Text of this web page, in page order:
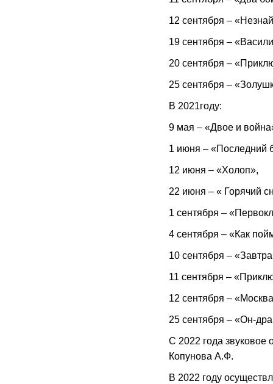
12 сентября –
19 сентября –
20 сентября –
25 сентября –
В 2021году:
9 мая – «Двое и
1 июня – «Последний
12 июня – «Холоп»,
22 июня – « Горячий
1 сентября –
4 сентября – «Как
10 сентября –
11 сентября –
12 сентября –
25 сентября – «Он-
С 2022 года звуковое
Копунова А.Ф.
В 2022 году